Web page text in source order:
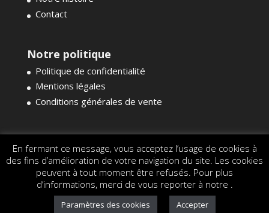
Contact
Notre politique
Politique de confidentialité
Mentions légales
Conditions générales de vente
En fermant ce message, vous acceptez l’usage de cookies à
des fins d’amélioration de votre navigation du site. Les cookies
peuvent à tout moment être refusés. Pour plus
d’informations, merci de vous reporter à notre .
Paramètres des cookies Accepter
Tous droits réservés - GIDEF - Aug 2026